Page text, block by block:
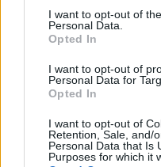
consent section.
I want to opt-out of
Personal Data.
Opted In
I want to opt-out of
Personal Data for
Opted In
I want to opt-out of
Retention, Sale, and/
Personal Data that Is
Purposes for which it
θανάτου της
έρευνα που βρίσκεται
ΑΚΟΛΟΥΘΗΣΤΕ
NEWS ΚΑΝΟΝΤΑΣ
TAGS